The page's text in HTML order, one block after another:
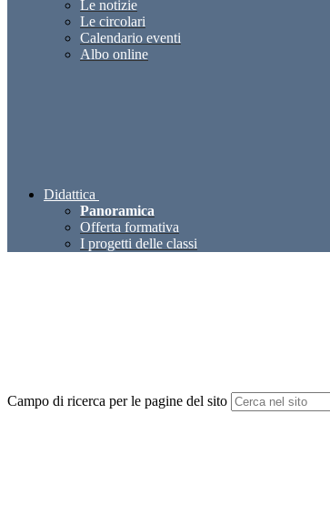
Le notizie
Le circolari
Calendario eventi
Albo online
Didattica
Panoramica
Offerta formativa
I progetti delle classi
Campo di ricerca per le pagine del sito